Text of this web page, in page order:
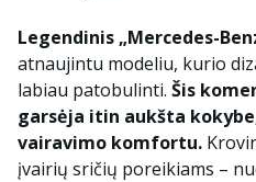
Legendinis „Mercedes-
atnaujintu modeliu, kurio
labiau patobulinti. Šis
garsėja itin aukšta
vairavimo komfortu.
įvairių sričių poreikiams –